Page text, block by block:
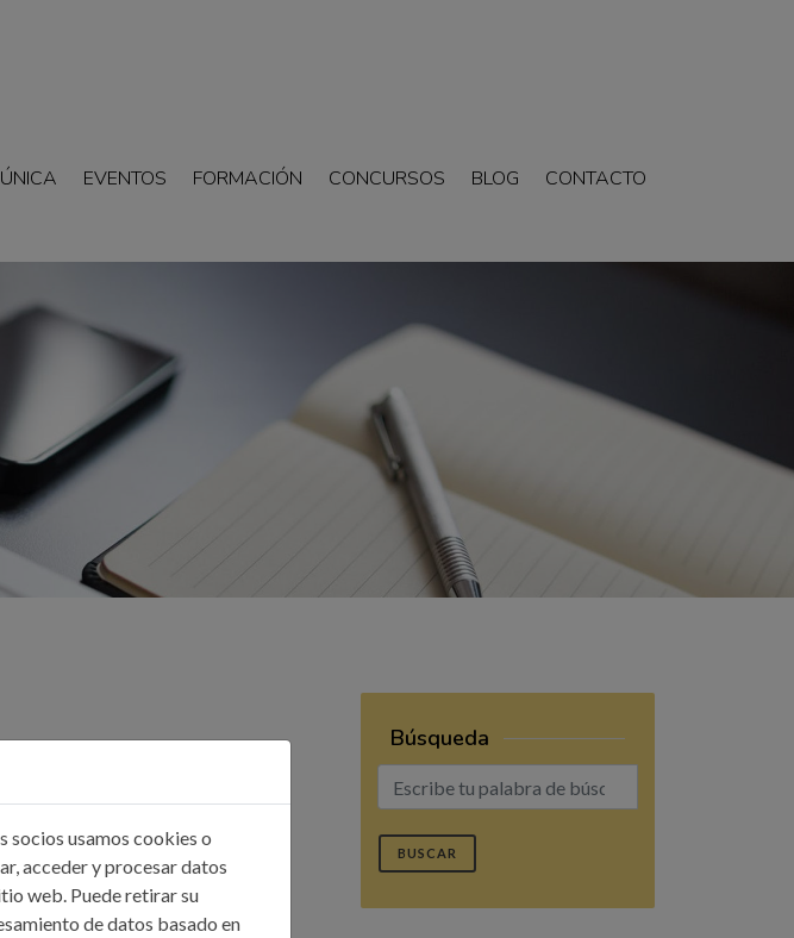
EVENTOS FORMACIÓN CONCURSOS BLOG CONTACTO
Búsqueda
BUSCAR
socios usamos cookies o
acceder y procesar datos
web. Puede retirar su
de datos basado en